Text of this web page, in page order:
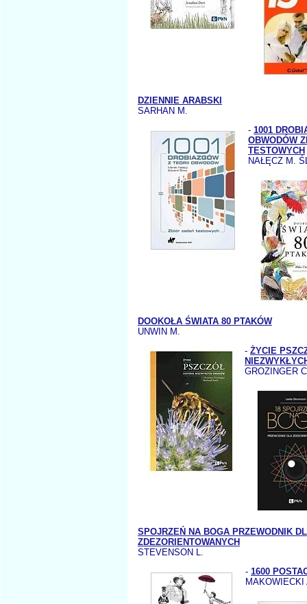
DZIENNIE ARABSKI
SARHAN M.
- 1001
OBWODÓW
TESTOWYCH
NAŁĘCZ M.
DOOKOŁA ŚWIATA 80 PTAKÓW
UNWIN M.
- ŻYCIE
GROZINGER
SPOJRZEŃ NA BOGA PRZEWODNIK
ZDEZORIENTOWANYCH
STEVENSON L.
- 1600
MAKOWIECKI